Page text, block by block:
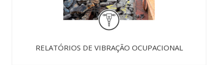
RELATÓRIOS DE VIBRAÇÃO OCUPACIONAL